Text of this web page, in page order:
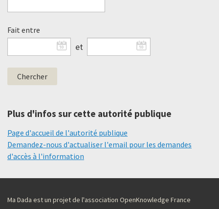
Fait entre
et
Plus d'infos sur cette autorité publique
Page d'accueil de l'autorité publique
Demandez-nous d'actualiser l'email pour les demandes
d'accès à l'information
Ma Dada est un projet de l'association OpenKnowledge France